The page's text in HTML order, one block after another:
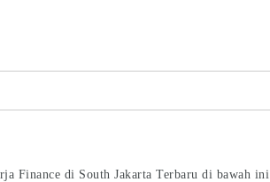
Finance di South Jakarta Terbaru di bawah